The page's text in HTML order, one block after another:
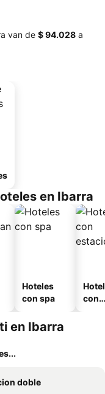
van de ‎$ 94.028 a
en Ibarra
Hoteles
con spa
con
en Ibarra
doble